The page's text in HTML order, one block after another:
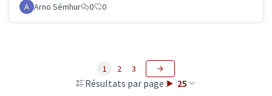
Arno Sémhur
0 0
Résultats par page : 25
1 2 3